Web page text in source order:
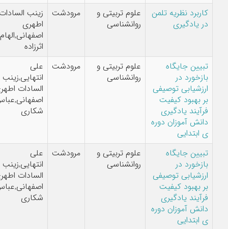
کاربرد نظریه تلمن
در یادگیری
علوم تربیتی و
روانشناسی
مرودشت
زینب السادات
اطهری
اصفهانی,الهام
اثرزاده
تبیین جایگاه
بازخورد در
ارزشیابی توصیفی
بر بهبود کیفیت
فرآیند یادگیری
دانش آموزان دوره
ی ابتدایی
علوم تربیتی و
روانشناسی
مرودشت
علی
انتهایی,زینب
السادات اطهری
اصفهانی,عباس
شکاری
تبیین جایگاه
بازخورد در
ارزشیابی توصیفی
بر بهبود کیفیت
فرآیند یادگیری
دانش آموزان دوره
ی ابتدایی
علوم تربیتی و
روانشناسی
مرودشت
علی
انتهایی,زینب
السادات اطهری
اصفهانی,عباس
شکاری